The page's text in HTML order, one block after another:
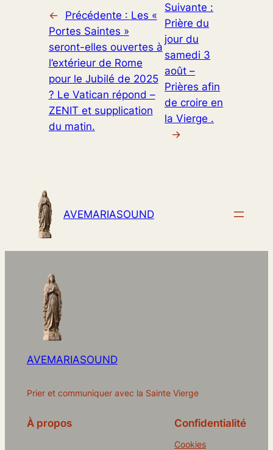
← Précédente : Les «
Portes Saintes »
seront-elles ouvertes à
l’extérieur de Rome
pour le Jubilé de 2025
? Le Vatican répond –
ZENIT et supplication
du matin.
Suivante :
Prière du
jour du
samedi 3
août –
Prières afin
de croire en
la Vierge .
→
AVEMARIASOUND
AVEMARIASOUND
Prier et communiquer avec la Sainte Vierge
À propos Confidentialité
Cookies